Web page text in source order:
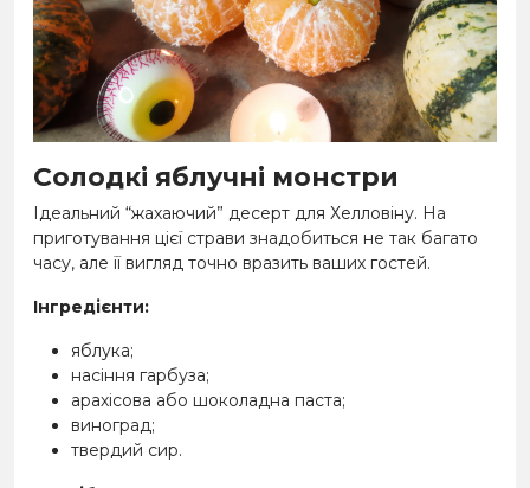
Солодкі яблучні монстри
Ідеальний “жахаючий” десерт для Хелловіну. На
приготування цієї страви знадобиться не так багато
часу, але її вигляд точно вразить ваших гостей.
Інгредієнти:
яблука;
насіння гарбуза;
арахісова або шоколадна паста;
виноград;
твердий сир.